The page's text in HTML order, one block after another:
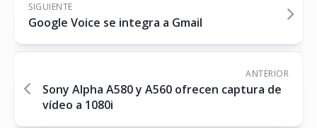
SIGUIENTE
Google Voice se integra a Gmail
ANTERIOR
Sony Alpha A580 y A560 ofrecen captura de
vídeo a 1080i